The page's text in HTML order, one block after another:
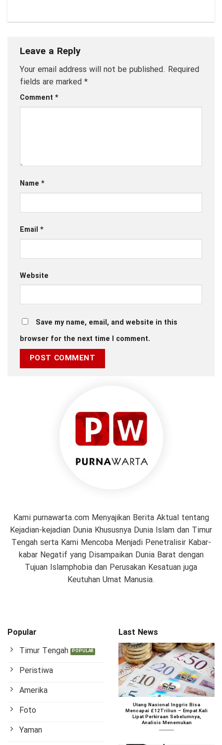
Leave a Reply
Your email address will not be published. Required
fields are marked *
Comment *
Name *
Email *
Website
Save my name, email, and website in this
browser for the next time I comment.
Kami purnawarta.com Menyajikan Berita Aktual tentang
Kejadian-kejadian Dunia Khususnya Dunia Islam dan Timur
Tengah serta Kami Mencoba Menjadi Penetralisir Kabar-
kabar Negatif yang Disampaikan Dunia Barat dengan
Tujuan Islamphobia dan Perusakan Kesatuan juga
Keutuhan Umat Manusia.
Popular
Timur Tengah
Peristiwa
Amerika
Foto
Yaman
Last News
Utang Nasional Inggris Bisa
Mencapai £12Triliun – Empat Kali
Lipat Perkiraan Sebelumnya,
Analisis Menemukan